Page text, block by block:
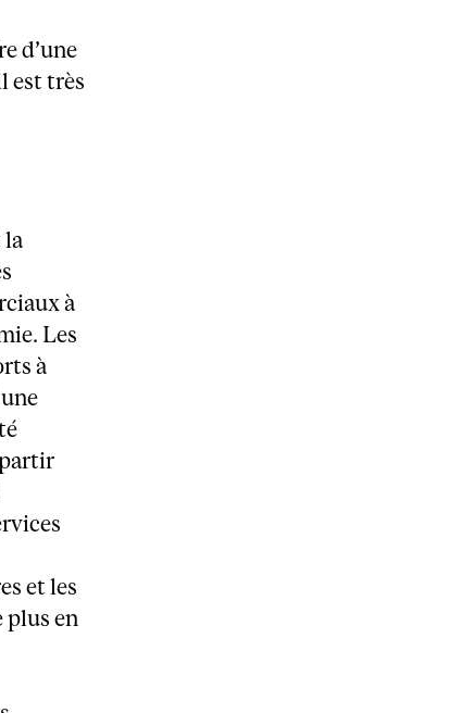
d’une
est très
la
à
Les
à
partir
et les
plus en